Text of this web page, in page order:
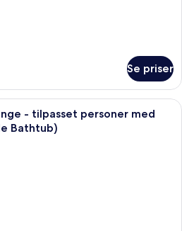
Se priser
Et hotelværelse med to senge, et
- tilpasset personer med
Bathtub)